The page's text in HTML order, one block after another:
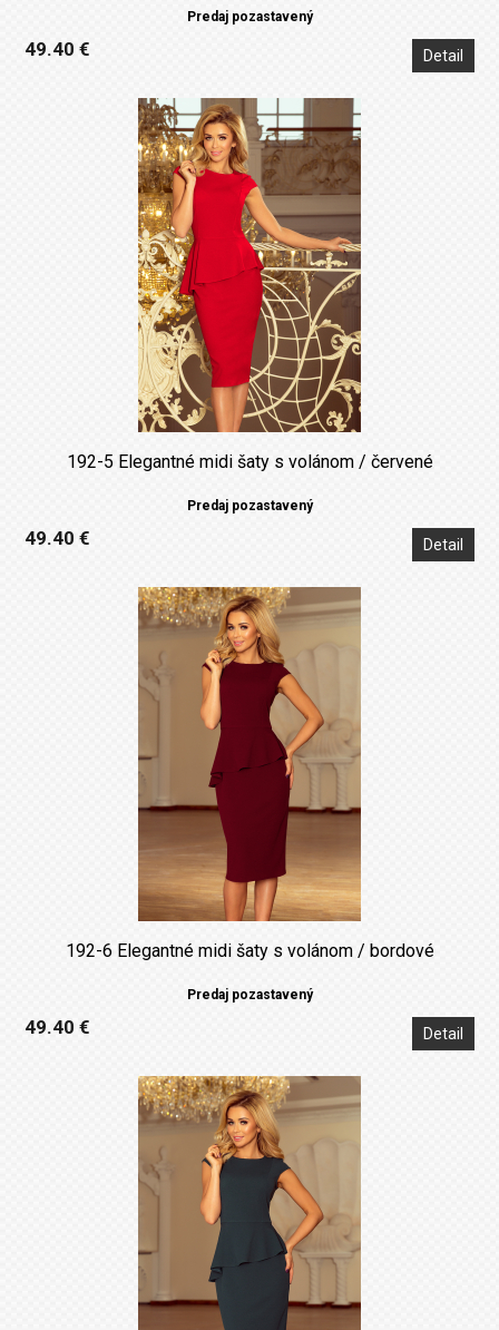
Predaj pozastavený
49.40 € Detail
192-5 Elegantné midi šaty s volánom / červené
Predaj pozastavený
49.40 € Detail
192-6 Elegantné midi šaty s volánom / bordové
Predaj pozastavený
49.40 € Detail